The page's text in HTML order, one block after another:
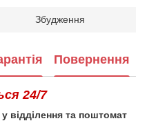
Збудження
Повернення
24/7
відділення та поштомат